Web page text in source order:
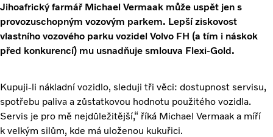
Jihoafrický farmář Michael Vermaak může uspět jen s
provozuschopným vozovým parkem. Lepší ziskovost
vlastního vozového parku vozidel Volvo FH (a tím i náskok
před konkurencí) mu usnadňuje smlouva Flexi-Gold.
Kupuji-li nákladní vozidlo, sleduji tři věci: dostupnost servisu,
spotřebu paliva a zůstatkovou hodnotu použitého vozidla.
Servis je pro mě nejdůležitější,“ říká Michael Vermaak a míří
k velkým silům, kde má uloženou kukuřici.